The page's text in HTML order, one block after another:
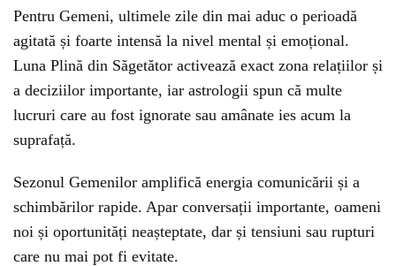
Pentru Gemeni, ultimele zile din mai aduc o perioadă
agitată și foarte intensă la nivel mental și emoțional.
Luna Plină din Săgetător activează exact zona relațiilor și
a deciziilor importante, iar astrologii spun că multe
lucruri care au fost ignorate sau amânate ies acum la
suprafață.
Sezonul Gemenilor amplifică energia comunicării și a
schimbărilor rapide. Apar conversații importante, oameni
noi și oportunități neașteptate, dar și tensiuni sau rupturi
care nu mai pot fi evitate.